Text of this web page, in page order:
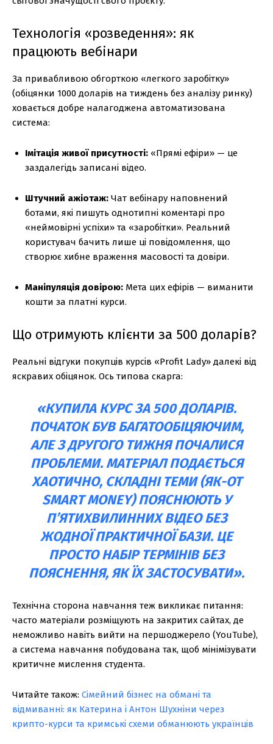
Технологія «розведення»: як
працюють вебінари
За привабливою обгорткою «легкого заробітку»
(обіцянки 1000 доларів на тиждень без аналізу ринку)
ховається добре налагоджена автоматизована
система:
Імітація живої присутності: «Прямі ефіри» — це
заздалегідь записані відео.
Штучний ажіотаж: Чат вебінару наповнений
ботами, які пишуть однотипні коментарі про
«неймовірні успіхи» та «заробітки». Реальний
користувач бачить лише ці повідомлення, що
створює хибне враження масовості та довіри.
Маніпуляція довірою: Мета цих ефірів — виманити
кошти за платні курси.
Що отримують клієнти за 500 доларів?
Реальні відгуки покупців курсів «Profit Lady» далекі від
яскравих обіцянок. Ось типова скарга:
«КУПИЛА КУРС ЗА 500 ДОЛАРІВ.
ПОЧАТОК БУВ БАГАТООБІЦЯЮЧИМ,
АЛЕ З ДРУГОГО ТИЖНЯ ПОЧАЛИСЯ
ПРОБЛЕМИ. МАТЕРІАЛ ПОДАЄТЬСЯ
ХАОТИЧНО, СКЛАДНІ ТЕМИ (ЯК-ОТ
SMART MONEY) ПОЯСНЮЮТЬ У
П’ЯТИХВИЛИННИХ ВІДЕО БЕЗ
ЖОДНОЇ ПРАКТИЧНОЇ БАЗИ. ЦЕ
ПРОСТО НАБІР ТЕРМІНІВ БЕЗ
ПОЯСНЕННЯ, ЯК ЇХ ЗАСТОСУВАТИ».
Технічна сторона навчання теж викликає питання:
часто матеріали розміщують на закритих сайтах, де
неможливо навіть вийти на першоджерело (YouTube),
а система навчання побудована так, щоб мінімізувати
критичне мислення студента.
Читайте також: Сімейний бізнес на обмані та
відмиванні: як Катерина і Антон Шухніни через
крипто-курси та кримські схеми обманюють українців